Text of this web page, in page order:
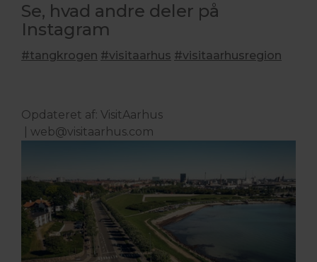
Se, hvad andre deler på
Instagram
#tangkrogen #visitaarhus #visitaarhusregion
Opdateret af: VisitAarhus
web@visitaarhus.com